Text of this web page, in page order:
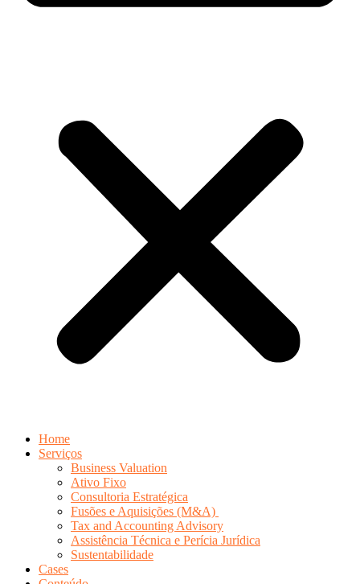
Home
Serviços
Business Valuation
Ativo Fixo
Consultoria Estratégica
Fusões e Aquisições (M&A)
Tax and Accounting Advisory
Assistência Técnica e Perícia Jurídica
Sustentabilidade
Cases